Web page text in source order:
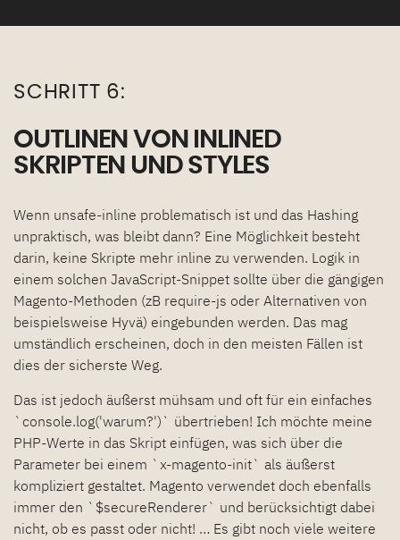
SCHRITT 6:
OUTLINEN VON INLINED
SKRIPTEN UND STYLES
Wenn unsafe-inline problematisch ist und das Hashing
unpraktisch, was bleibt dann? Eine Möglichkeit besteht
darin, keine Skripte mehr inline zu verwenden. Logik in
einem solchen JavaScript-Snippet sollte über die gängigen
Magento-Methoden (zB require-js oder Alternativen von
beispielsweise Hyvä) eingebunden werden. Das mag
umständlich erscheinen, doch in den meisten Fällen ist
dies der sicherste Weg.
Das ist jedoch äußerst mühsam und oft für ein einfaches
`console.log('warum?')` übertrieben! Ich möchte meine
PHP-Werte in das Skript einfügen, was sich über die
Parameter bei einem `x-magento-init` als äußerst
kompliziert gestaltet. Magento verwendet doch ebenfalls
immer den `$secureRenderer` und berücksichtigt dabei
nicht, ob es passt oder nicht! … Es gibt noch viele weitere